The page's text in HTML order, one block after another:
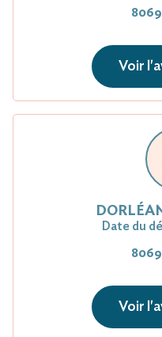
Voir
Date du
Voir